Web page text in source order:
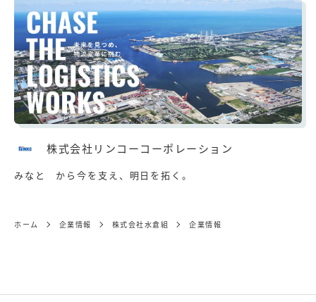
株式会社リンコーコーポレーション
みなと から今を支え、明日を拓く。
ホーム 企業情報 株式会社水倉組 企業情報